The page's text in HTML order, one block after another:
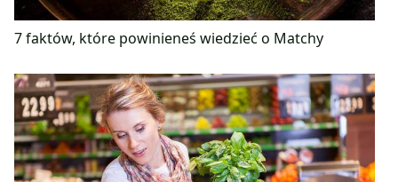
7 faktów, które powinieneś wiedzieć o Matchy